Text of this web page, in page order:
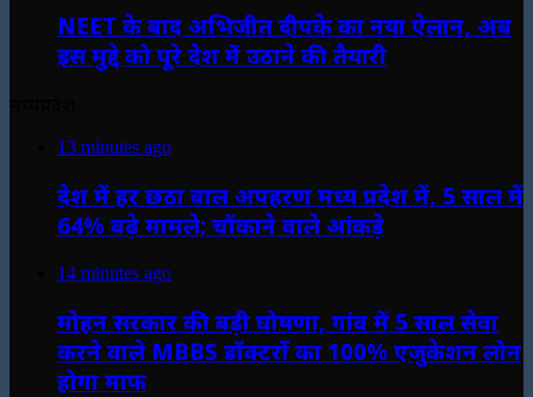
NEET के बाद अभिजीत दीपके का नया ऐलान, अब
इस मुद्दे को पूरे देश में उठाने की तैयारी
13 minutes ago
देश में हर छठा बाल अपहरण मध्य प्रदेश में, 5 साल में
64% बढ़े मामले; चौंकाने वाले आंकड़े
14 minutes ago
मोहन सरकार की बड़ी घोषणा, गांव में 5 साल सेवा
करने वाले MBBS डॉक्टरों का 100% एजुकेशन लोन
होगा माफ